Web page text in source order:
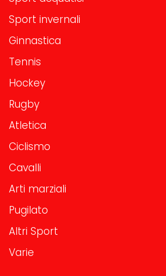
Sport invernali
Ginnastica
Tennis
Hockey
Rugby
Atletica
Ciclismo
Cavalli
Arti marziali
Pugilato
Altri Sport
Varie